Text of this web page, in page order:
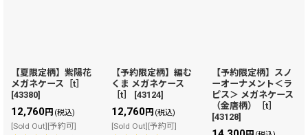
【夏限定柄】紫陽花
メガネケース［t］
[43380]
12,760円 (税込)
[Sold Out][予約可]
【予約限定柄】編む
くま メガネケース
［t］
[43124]
12,760円 (税込)
[Sold Out][予約可]
【予約限定柄】スノ
ーオーナメント＜ラ
ピス＞ メガネケース
（金唐柄）［t］
[43128]